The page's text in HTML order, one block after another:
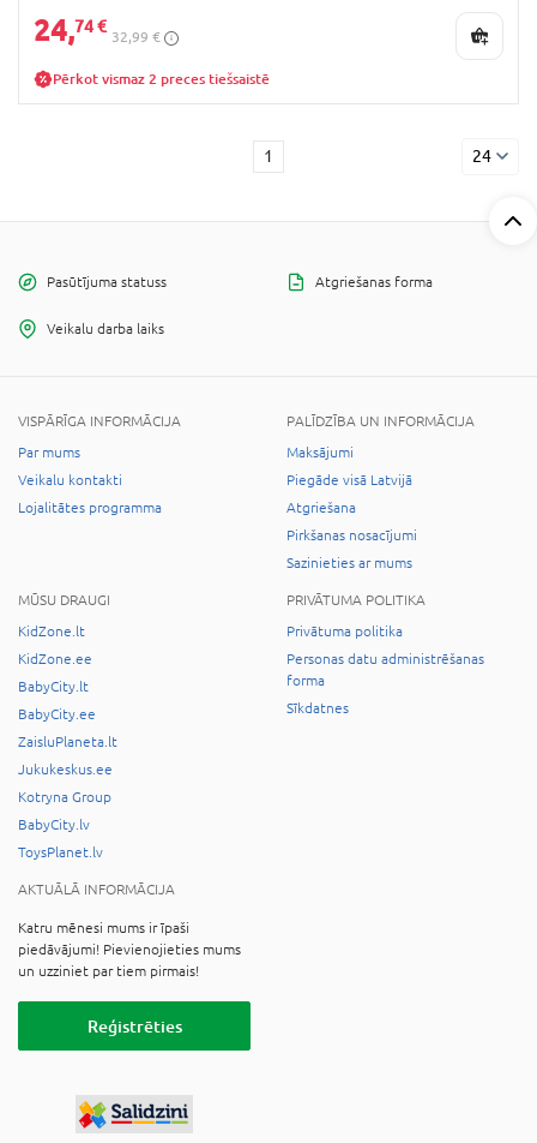
24,74 €
32,99 €
Pērkot vismaz 2 preces tiešsaistē
1 24
Pasūtījuma statuss Atgriešanas forma
Veikalu darba laiks
VISPĀRĪGA INFORMĀCIJA
Par mums
Veikalu kontakti
Lojalitātes programma
PALĪDZĪBA UN INFORMĀCIJA
Maksājumi
Piegāde visā Latvijā
Atgriešana
Pirkšanas nosacījumi
Sazinieties ar mums
MŪSU DRAUGI
KidZone.lt
KidZone.ee
BabyCity.lt
BabyCity.ee
ZaisluPlaneta.lt
Jukukeskus.ee
Kotryna Group
BabyCity.lv
ToysPlanet.lv
PRIVĀTUMA POLITIKA
Privātuma politika
Personas datu administrēšanas
forma
Sīkdatnes
AKTUĀLĀ INFORMĀCIJA
Katru mēnesi mums ir īpaši
piedāvājumi! Pievienojieties mums
un uzziniet par tiem pirmais!
Reģistrēties